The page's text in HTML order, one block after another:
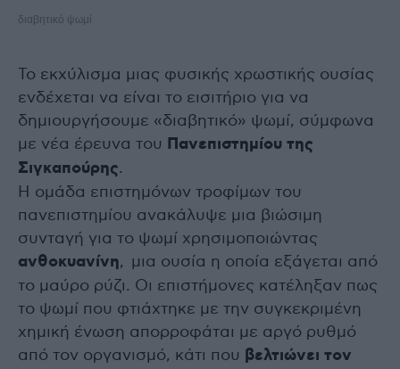
διαβητικό ψωμί
Το εκχύλισμα μιας φυσικής χρωστικής ουσίας
ενδέχεται να είναι το εισιτήριο για να
δημιουργήσουμε «διαβητικό» ψωμί, σύμφωνα
με νέα έρευνα του Πανεπιστημίου της
Σιγκαπούρης.
Η ομάδα επιστημόνων τροφίμων του
πανεπιστημίου ανακάλυψε μια βιώσιμη
συνταγή για το ψωμί χρησιμοποιώντας
ανθοκυανίνη, μια ουσία η οποία εξάγεται από
το μαύρο ρύζι. Οι επιστήμονες κατέληξαν πως
το ψωμί που φτιάχτηκε με την συγκεκριμένη
χημική ένωση απορροφάται με αργό ρυθμό
από τον οργανισμό, κάτι που βελτιώνει τον